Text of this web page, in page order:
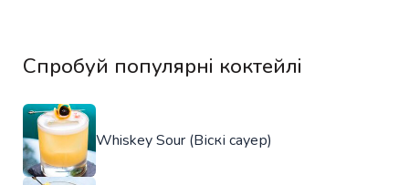
Спробуй популярні коктейлі
Whiskey Sour (Віскі сауер)